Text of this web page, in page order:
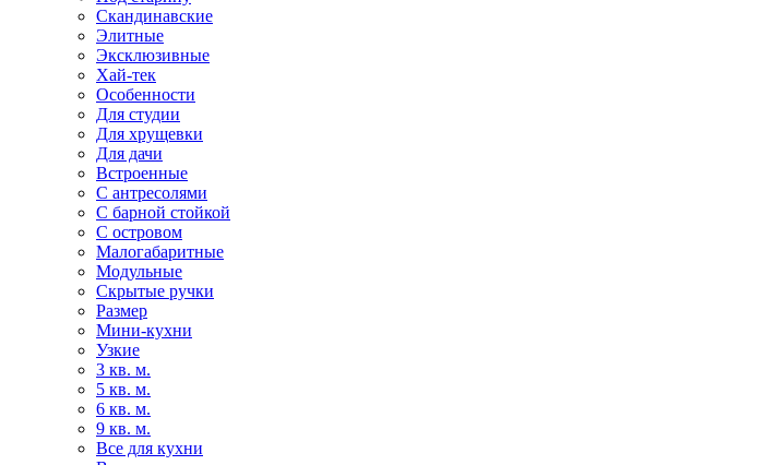
Скандинавские
Элитные
Эксклюзивные
Хай-тек
Особенности
Для студии
Для хрущевки
Для дачи
Встроенные
С антресолями
С барной стойкой
С островом
Малогабаритные
Модульные
Скрытые ручки
Размер
Мини-кухни
Узкие
3 кв. м.
5 кв. м.
6 кв. м.
9 кв. м.
Все для кухни